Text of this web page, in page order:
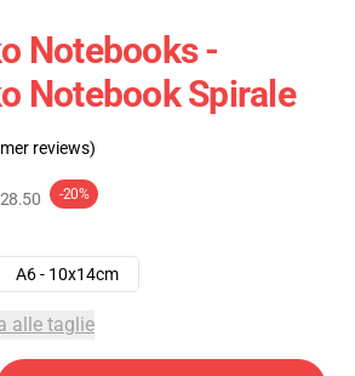
Notebooks -
Notebook Spirale
reviews)
-20%
A6 - 10x14cm
alle taglie